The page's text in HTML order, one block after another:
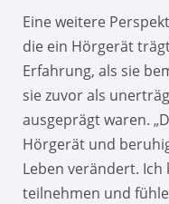
Eine weitere
die ein Hörgerät
Erfahrung, als sie
sie zuvor als
ausgeprägt waren.
Hörgerät und
Leben verändert. Ich
teilnehmen und